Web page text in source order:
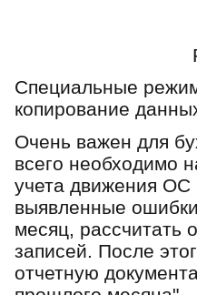
Специальные
копирование
Очень важен для
всего необходимо
учета движения ОС
выявленные
месяц, рассчитать
записей. После
отчетную